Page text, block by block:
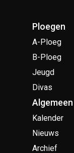
Ploegen
A-Ploeg
B-Ploeg
Jeugd
Divas
Algemeen
Kalender
Nieuws
Archief